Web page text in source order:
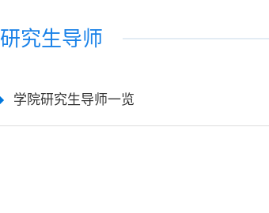
研究生导师
学院研究生导师一览